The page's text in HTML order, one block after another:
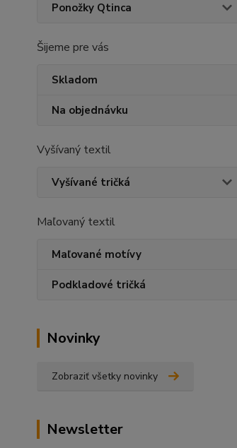
Ponožky Qtinca
Šijeme pre vás
Skladom
Na objednávku
Vyšívaný textil
Vyšívané tričká
Maľovaný textil
Maľované motívy
Podkladové tričká
Novinky
Zobraziť všetky novinky
Newsletter